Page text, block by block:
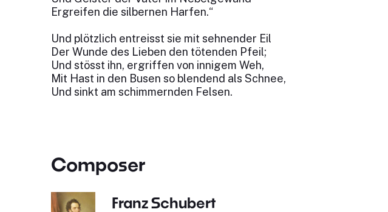
Ergreifen die silbernen Harfen.“
Und plötzlich entreisst sie mit sehnender Eil
Der Wunde des Lieben den tötenden Pfeil;
Und stösst ihn, ergriffen von innigem Weh,
Mit Hast in den Busen so blendend als Schnee,
Und sinkt am schimmernden Felsen.
Composer
Franz Schubert